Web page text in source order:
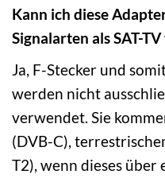
Kann ich diese
Signalarten als SAT-
Ja, F-Stecker und
werden nicht
verwendet. Sie
(DVB-C),
T2), wenn dieses über